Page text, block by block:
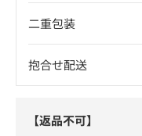
二重包装
抱合せ配送
【返品不可】